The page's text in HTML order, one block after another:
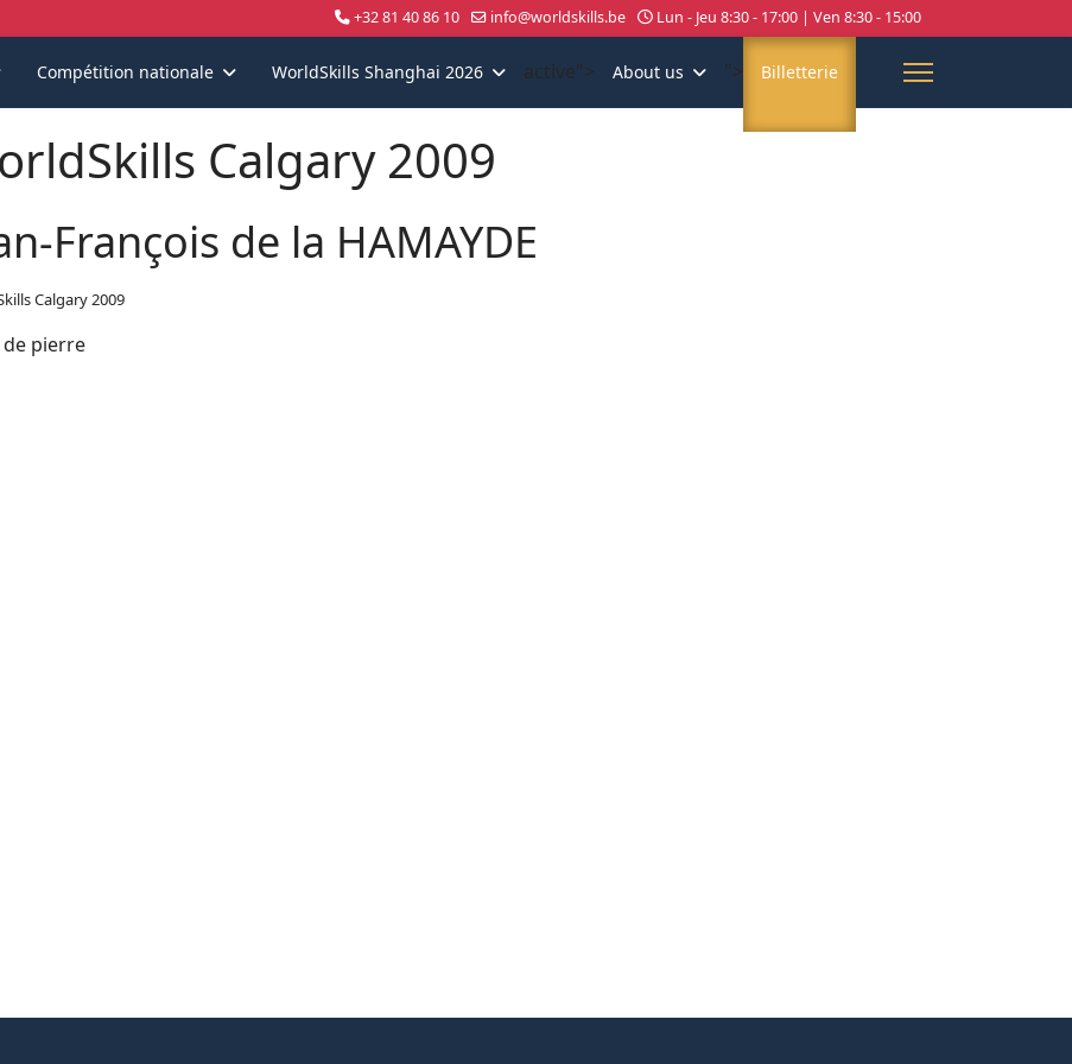
+32 81 40 86 10 info@worldskills.be Lun - Jeu 8:30 - 17:00 | Ven 8:30 - 15:00
Compétition nationale WorldSkills Shanghai 2026 active"> About us "> Billetterie
Calgary 2009
François de la HAMAYDE
Calgary 2009
de pierre